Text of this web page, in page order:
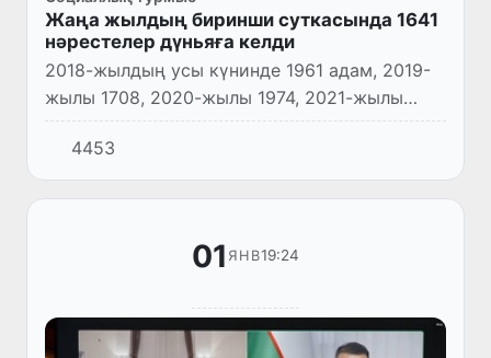
Жаңа жылдың биринши суткасында 1641
нәрестелер дүньяға келди
2018-жылдың усы күнинде 1961 адам, 2019-
жылы 1708, 2020-жылы 1974, 2021-жылы
1644, 2022-жылы 2316, 2023-жылы 2155 ҳәм
2024-жылы 1859 нәрестелер туўылған еди.
4453
01 ЯНВ19:24